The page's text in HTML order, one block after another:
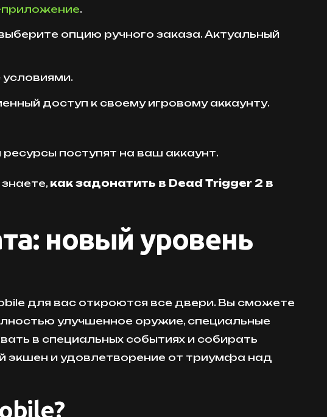
приложение.
опцию ручного заказа. Актуальный
условиями.
доступ к своему игровому аккаунту.
поступят на ваш аккаунт.
как задонатить в Dead Trigger 2 в
новый уровень
для вас откроются все двери. Вы сможете
улучшенное оружие, специальные
в специальных событиях и собирать
экшен и удовлетворение от триумфа над